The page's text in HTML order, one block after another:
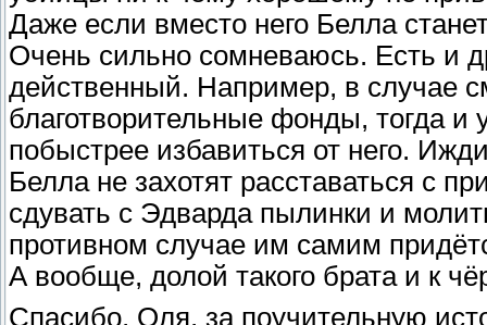
Даже если вместо него Белла
Очень сильно сомневаюсь. Есть и
действенный. Например, в случае
благотворительные фонды, тогда и
побыстрее избавиться от него.
Белла не захотят расставаться с
сдувать с Эдварда пылинки и
противном случае им самим
А вообще, долой такого брата и к
Спасибо, Оля, за поучительную